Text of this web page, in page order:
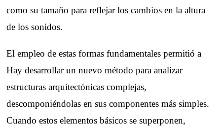
como su tamaño para reflejar los cambios en la altura
de los sonidos.
El empleo de estas formas fundamentales permitió a
Hay desarrollar un nuevo método para analizar
estructuras arquitectónicas complejas,
descomponiéndolas en sus componentes más simples.
Cuando estos elementos básicos se superponen,